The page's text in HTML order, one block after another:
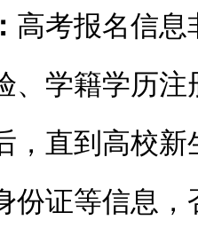
高考报名信息
、学籍学历
，直到高校
份证等信息